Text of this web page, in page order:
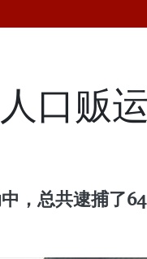
口贩
，总共逮捕了